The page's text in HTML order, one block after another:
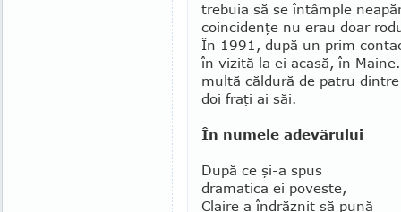
trebuia să se întâmple
coincidenţe nu erau doar
În 1991, după un prim
în vizită la ei acasă, în
multă căldură de patru
doi fraţi ai săi.
În numele adevărului
După ce şi-a spus
dramatica ei po­ves­te,
Claire a îndrăznit să pună